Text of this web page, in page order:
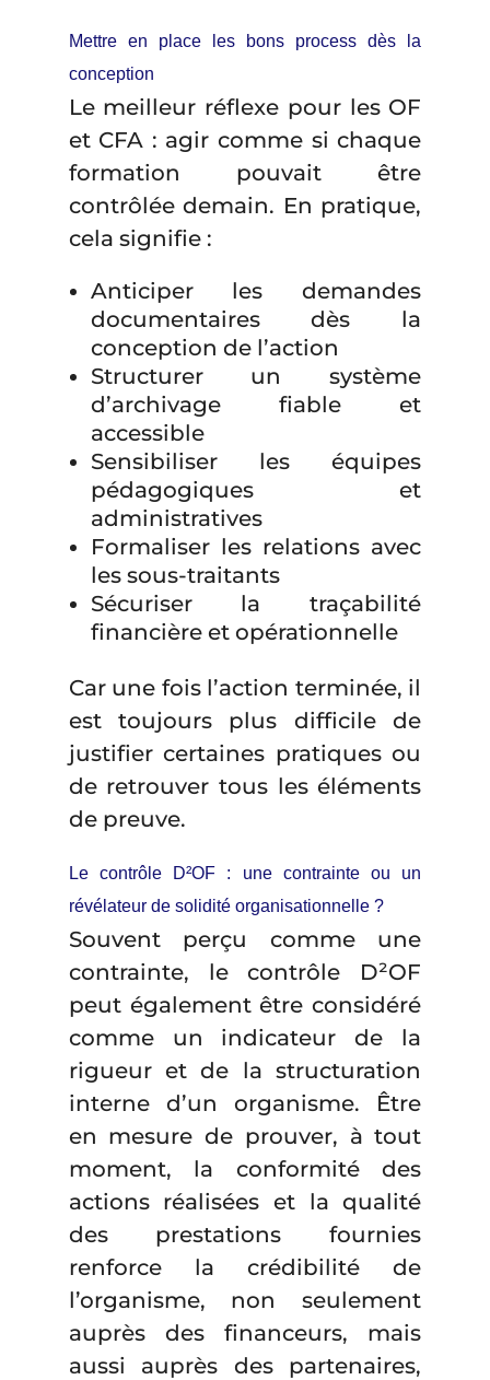
Mettre en place les bons process dès la
conception
Le meilleur réflexe pour les OF
et CFA : agir comme si chaque
formation pouvait être
contrôlée demain. En pratique,
cela signifie :
Anticiper les demandes
documentaires dès la
conception de l’action
Structurer un système
d’archivage fiable et
accessible
Sensibiliser les équipes
pédagogiques et
administratives
Formaliser les relations avec
les sous-traitants
Sécuriser la traçabilité
financière et opérationnelle
Car une fois l’action terminée, il
est toujours plus difficile de
justifier certaines pratiques ou
de retrouver tous les éléments
de preuve.
Le contrôle D²OF : une contrainte ou un
révélateur de solidité organisationnelle ?
Souvent perçu comme une
contrainte, le contrôle D²OF
peut également être considéré
comme un indicateur de la
rigueur et de la structuration
interne d’un organisme. Être
en mesure de prouver, à tout
moment, la conformité des
actions réalisées et la qualité
des prestations fournies
renforce la crédibilité de
l’organisme, non seulement
auprès des financeurs, mais
aussi auprès des partenaires,